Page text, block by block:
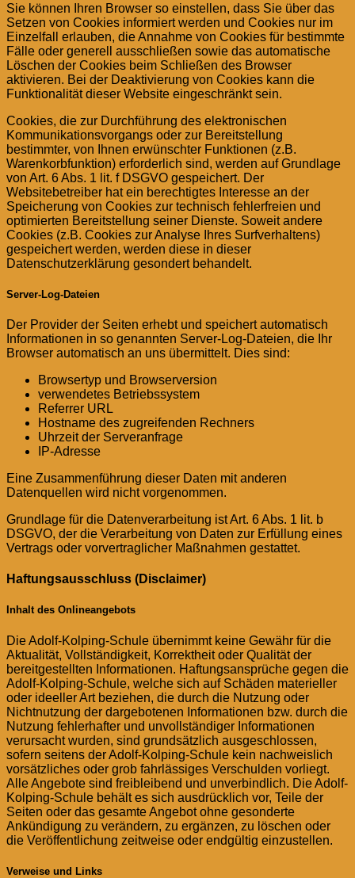
Sie können Ihren Browser so einstellen, dass Sie über das
Setzen von Cookies informiert werden und Cookies nur im
Einzelfall erlauben, die Annahme von Cookies für bestimmte
Fälle oder generell ausschließen sowie das automatische
Löschen der Cookies beim Schließen des Browser
aktivieren. Bei der Deaktivierung von Cookies kann die
Funktionalität dieser Website eingeschränkt sein.
Cookies, die zur Durchführung des elektronischen
Kommunikationsvorgangs oder zur Bereitstellung
bestimmter, von Ihnen erwünschter Funktionen (z.B.
Warenkorbfunktion) erforderlich sind, werden auf Grundlage
von Art. 6 Abs. 1 lit. f DSGVO gespeichert. Der
Websitebetreiber hat ein berechtigtes Interesse an der
Speicherung von Cookies zur technisch fehlerfreien und
optimierten Bereitstellung seiner Dienste. Soweit andere
Cookies (z.B. Cookies zur Analyse Ihres Surfverhaltens)
gespeichert werden, werden diese in dieser
Datenschutzerklärung gesondert behandelt.
Server-Log-Dateien
Der Provider der Seiten erhebt und speichert automatisch
Informationen in so genannten Server-Log-Dateien, die Ihr
Browser automatisch an uns übermittelt. Dies sind:
Browsertyp und Browserversion
verwendetes Betriebssystem
Referrer URL
Hostname des zugreifenden Rechners
Uhrzeit der Serveranfrage
IP-Adresse
Eine Zusammenführung dieser Daten mit anderen
Datenquellen wird nicht vorgenommen.
Grundlage für die Datenverarbeitung ist Art. 6 Abs. 1 lit. b
DSGVO, der die Verarbeitung von Daten zur Erfüllung eines
Vertrags oder vorvertraglicher Maßnahmen gestattet.
Haftungsausschluss (Disclaimer)
Inhalt des Onlineangebots
Die Adolf-Kolping-Schule übernimmt keine Gewähr für die
Aktualität, Vollständigkeit, Korrektheit oder Qualität der
bereitgestellten Informationen. Haftungsansprüche gegen die
Adolf-Kolping-Schule, welche sich auf Schäden materieller
oder ideeller Art beziehen, die durch die Nutzung oder
Nichtnutzung der dargebotenen Informationen bzw. durch die
Nutzung fehlerhafter und unvollständiger Informationen
verursacht wurden, sind grundsätzlich ausgeschlossen,
sofern seitens der Adolf-Kolping-Schule kein nachweislich
vorsätzliches oder grob fahrlässiges Verschulden vorliegt.
Alle Angebote sind freibleibend und unverbindlich. Die Adolf-
Kolping-Schule behält es sich ausdrücklich vor, Teile der
Seiten oder das gesamte Angebot ohne gesonderte
Ankündigung zu verändern, zu ergänzen, zu löschen oder
die Veröffentlichung zeitweise oder endgültig einzustellen.
Verweise und Links